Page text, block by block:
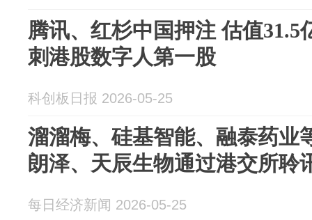
腾讯、红杉中国押注 估值31.5
刺港股数字人第一股
科创板日报 2026-05-25
溜溜梅、硅基智能、融泰药业
朗泽、天辰生物通过港交所聆
每日经济新闻 2026-05-25